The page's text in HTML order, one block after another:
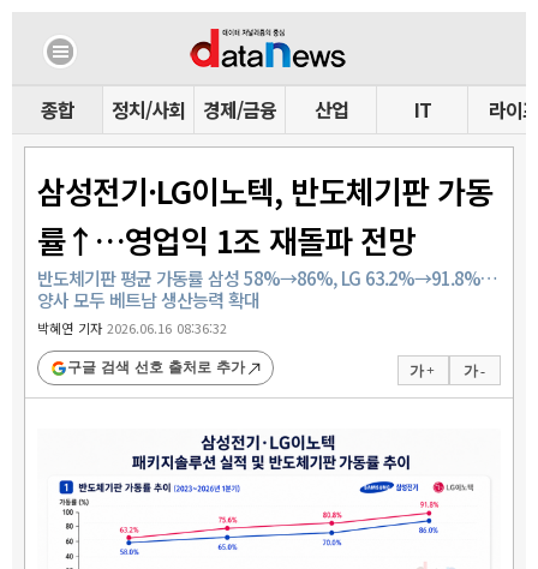
종합 정치/사회 경제/금융 산업 IT 라이프
삼성전기·LG이노텍, 반도체기판 가동
률↑…영업익 1조 재돌파 전망
반도체기판 평균 가동률 삼성 58%→86%, LG 63.2%→91.8%…
양사 모두 베트남 생산능력 확대
박혜연 기자2026.06.16 08:36:32
가 + 가 -
구글 검색 선호 출처로 추가